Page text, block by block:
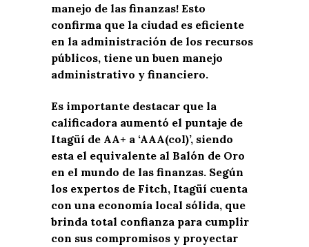
manejo de las finanzas! Esto
confirma que la ciudad es eficiente
en la administración de los recursos
públicos, tiene un buen manejo
administrativo y financiero.
Es importante destacar que la
calificadora aumentó el puntaje de
Itagüí de AA+ a ‘AAA(col)’, siendo
esta el equivalente al Balón de Oro
en el mundo de las finanzas. Según
los expertos de Fitch, Itagüí cuenta
con una economía local sólida, que
brinda total confianza para cumplir
con sus compromisos y proyectar